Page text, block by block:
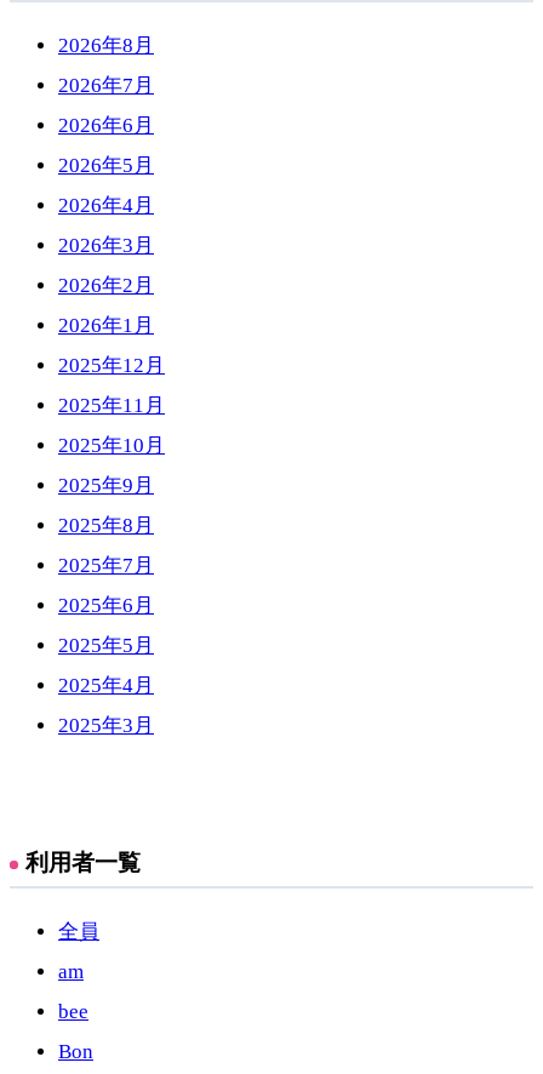
2026年8月
2026年7月
2026年6月
2026年5月
2026年4月
2026年3月
2026年2月
2026年1月
2025年12月
2025年11月
2025年10月
2025年9月
2025年8月
2025年7月
2025年6月
2025年5月
2025年4月
2025年3月
利用者一覧
全員
am
bee
Bon